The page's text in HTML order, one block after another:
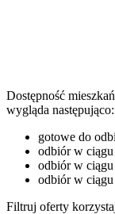
Dostępność
wygląda następująco:
gotowe do
odbiór w ciągu
odbiór w ciągu
odbiór w
Filtruj oferty